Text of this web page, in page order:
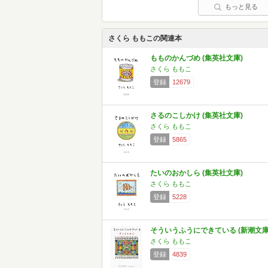
もっと見る
さくら ももこの関連本
もものかんづめ (集英社文庫)
さくら ももこ
登録
12679
さるのこしかけ (集英社文庫)
さくら ももこ
登録
5865
たいのおかしら (集英社文庫)
さくら ももこ
登録
5228
そういうふうにできている (新潮文
さくら ももこ
登録
4839